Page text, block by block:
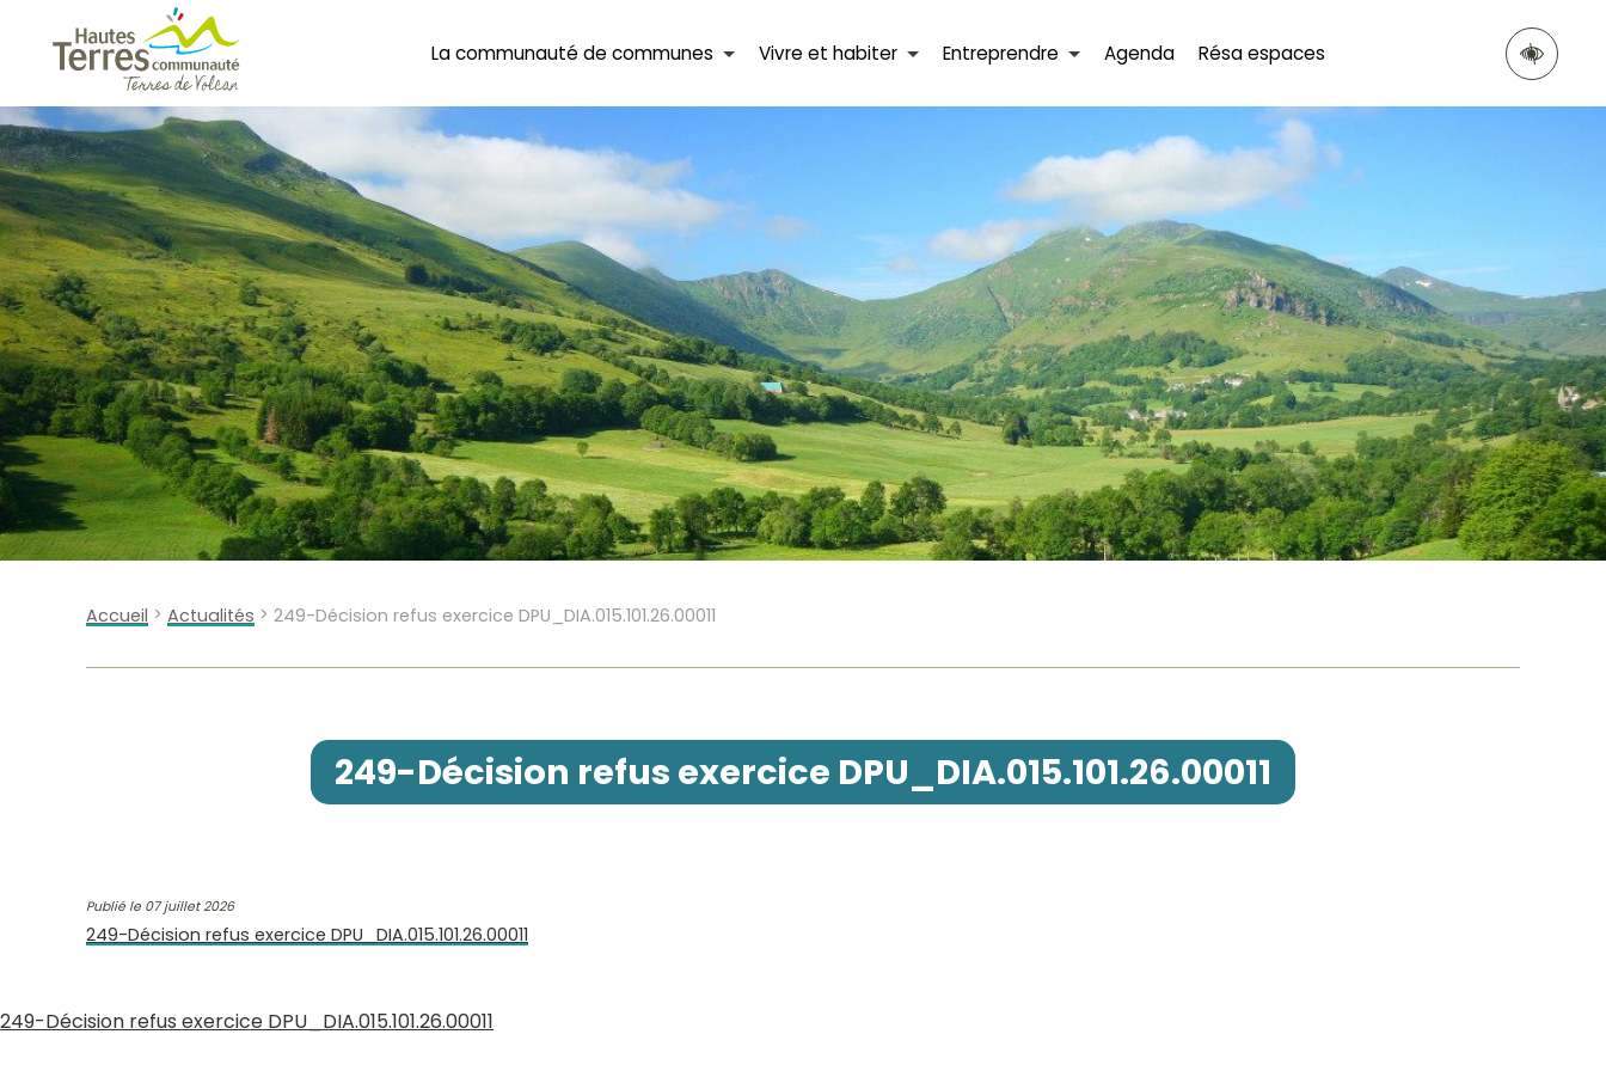
La communauté de communes Vivre et habiter Entreprendre Agenda Résa espaces
Accueil > Actualités > 249-Décision refus exercice DPU_DIA.015.101.26.00011
249-Décision refus exercice DPU_DIA.015.101.26.00011
Publié le 07 juillet 2026
249-Décision refus exercice DPU_DIA.015.101.26.00011
249-Décision refus exercice DPU_DIA.015.101.26.00011